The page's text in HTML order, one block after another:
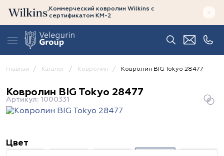
Коммерческий ковролин Wilkins с
сертификатом КМ-2
Главная Каталог Ковролин Ковролин BIG Tokyo 28477
Ковролин BIG Tokyo 28477
Артикул: 1000331
Цвет